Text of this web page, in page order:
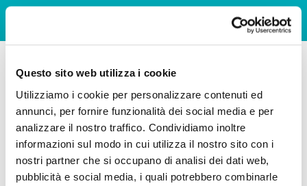
Questo sito web utilizza i cookie
Utilizziamo i cookie per personalizzare contenuti ed
annunci, per fornire funzionalità dei social media e per
analizzare il nostro traffico. Condividiamo inoltre
informazioni sul modo in cui utilizza il nostro sito con i
nostri partner che si occupano di analisi dei dati web,
pubblicità e social media, i quali potrebbero combinarle